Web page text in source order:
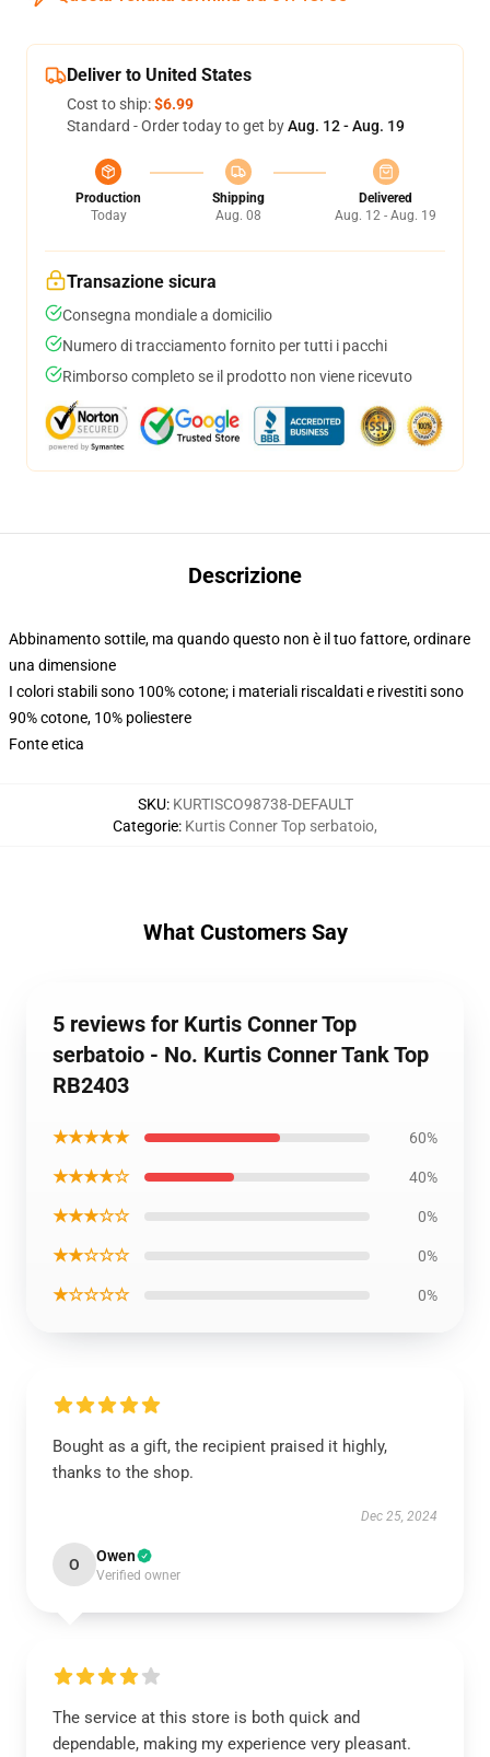
Deliver to United States
Cost to ship:$6.99
Standard - Order today to get byAug. 12 - Aug. 19
Production
Today
Shipping
Aug. 08
Delivered
Aug. 12 - Aug. 19
Transazione sicura
Consegna mondiale a domicilio
Numero di tracciamento fornito per tutti i pacchi
Rimborso completo se il prodotto non viene ricevuto
Descrizione
Abbinamento sottile, ma quando questo non è il tuo fattore, ordinare
una dimensione
I colori stabili sono 100% cotone; i materiali riscaldati e rivestiti sono
90% cotone, 10% poliestere
Fonte etica
SKU: KURTISCO98738-DEFAULT
Categorie: Kurtis Conner Top serbatoio,
What Customers Say
5 reviews for Kurtis Conner Top
serbatoio - No. Kurtis Conner Tank Top
RB2403
★★★★★ 60%
★★★★☆ 40%
★★★☆☆ 0%
★★☆☆☆ 0%
★☆☆☆☆ 0%
Bought as a gift, the recipient praised it highly,
thanks to the shop.
Dec 25, 2024
O Owen
Verified owner
The service at this store is both quick and
dependable, making my experience very pleasant.